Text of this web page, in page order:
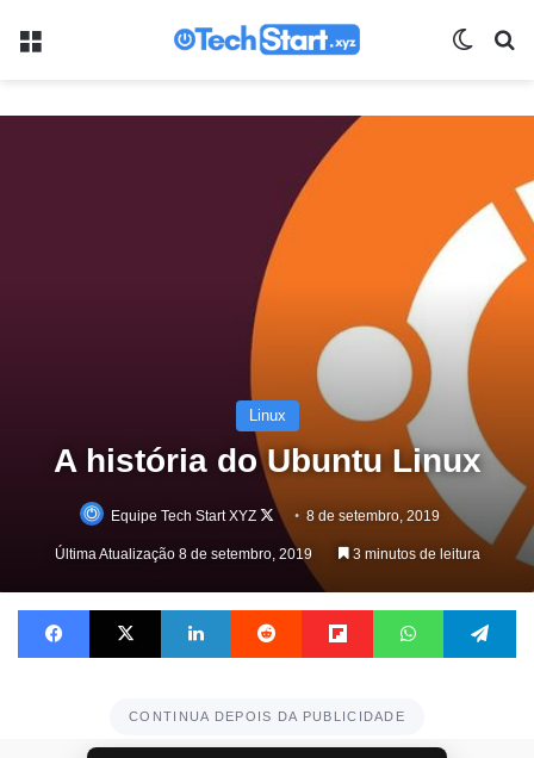
Menu
Linux
A história do Ubuntu Linux
Equipe Tech Start XYZ
Follow8 de setembro, 2019
Última Atualização 8 de setembro, 2019 3 minutos de leitura
Facebook X Linkedin Reddit Flipboard WhatsApp
CONTINUA DEPOIS DA PUBLICIDADE